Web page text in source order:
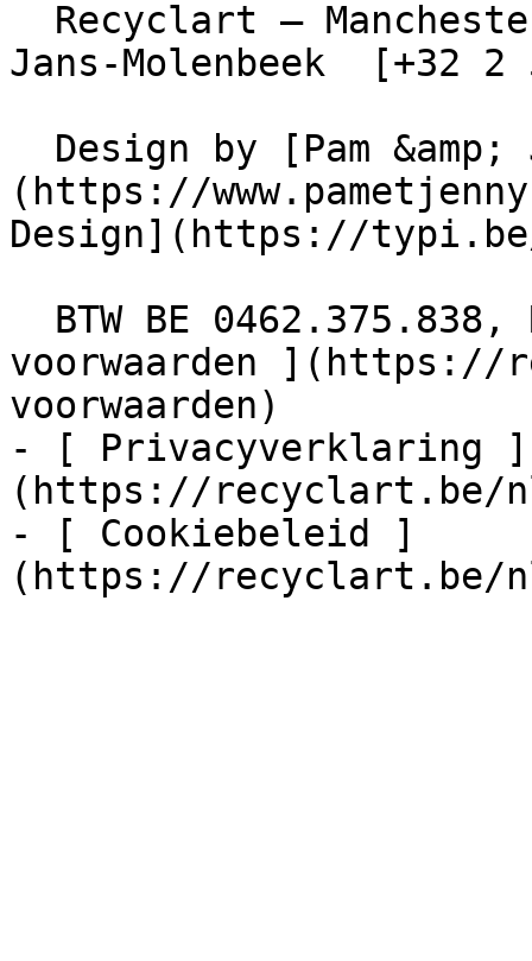
Jans-Molenbeek  [+32
(https://
Design](https://
voorwaarden ](https://
voorwaarden)
- [ Privacyverklaring ]
(https://recyclart.be/
- [ Cookiebeleid ]